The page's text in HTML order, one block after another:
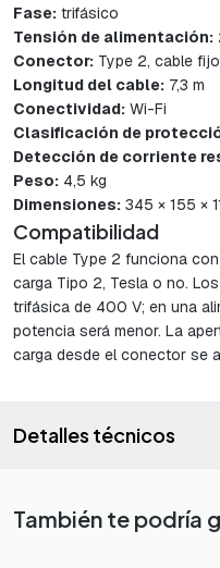
Fase: trifásico
Tensión de alimentación:
Conector: Type 2, cable fijo
Longitud del cable: 7,3 m
Conectividad: Wi-Fi
Clasificación de
Detección de corriente
Peso: 4,5 kg
Dimensiones: 345 × 155 ×
Compatibilidad
El cable Type 2 funciona
carga Tipo 2, Tesla o no.
trifásica de 400 V; en una
potencia será menor. La
carga desde el conector se
Detalles técnicos
También te podría